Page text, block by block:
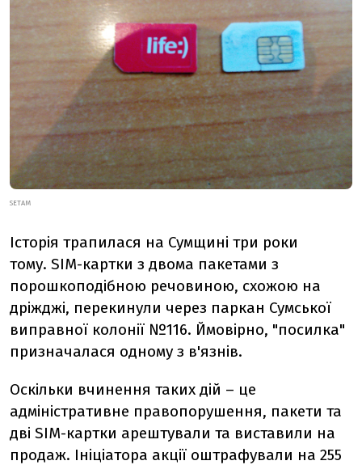
SETAM
Історія трапилася на Сумщині три роки
тому. SIM-картки з двома пакетами з
порошкоподібною речовиною, схожою на
дріжджі, перекинули через паркан Сумської
виправної колонії №116. Ймовірно, "посилка"
призначалася одному з в'язнів.
Оскільки вчинення таких дій – це
адміністративне правопорушення, пакети та
дві SIM-картки арештували та виставили на
продаж. Ініціатора акції оштрафували на 255